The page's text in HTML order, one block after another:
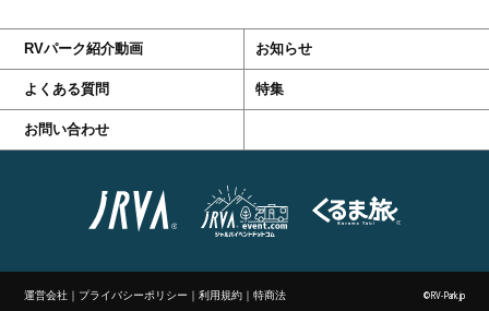
RVパーク紹介動画 お知らせ
よくある質問 特集
お問い合わせ
運営会社 ｜ プライバシーポリシー ｜利用規約 ｜特商法 ©RV-Park.jp